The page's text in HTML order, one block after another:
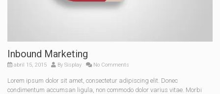
Inbound Marketing
abril 15, 2015 By Sisplay No Comments
Lorem ipsum dolor sit amet, consectetur adipiscing elit. Donec
condimentum accumsan ligula, non commodo dolor varius vitae. Morbi